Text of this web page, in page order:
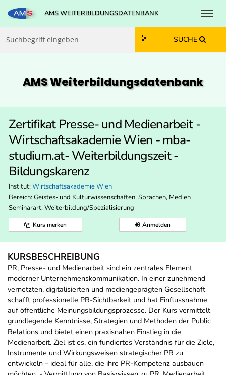
Zum Inhalt springen
Zum Navmenü springen
Zur Suche springen
Zur Footer springen
AMS WEITERBILDUNGSDATENBANK
SUCHE
AMS Weiterbildungs­datenbank
Zertifikat Presse- und Medienarbeit -
Wirtschaftsakademie Wien - mba-
studium.at- Weiterbildungszeit -
Bildungskarenz
Institut: Wirtschaftsakademie Wien
Bereich: Geistes- und Kulturwissenschaften, Sprachen, Medien
Seminarart: Weiterbildung/Spezialisierung
Kurs merken Anmelden
KURSBESCHREIBUNG
PR, Presse- und Medienarbeit sind ein zentrales Element
moderner Unternehmenskommunikation. In einer zunehmend
vernetzten, digitalisierten und mediengeprägten Gesellschaft
schafft professionelle PR-Sichtbarkeit und hat Einflussnahme
auf öffentliche Meinungsbildungsprozesse. Der Kurs vermittelt
grundlegende Kenntnisse, Strategien und Methoden der Public
Relations und bietet einen praxisnahen Einstieg in die
Medienarbeit. Ziel ist es, ein fundiertes Verständnis für die Ziele,
Instrumente und Wirkungsweisen strategischer PR zu
entwickeln – ideal für alle, die ihre PR-Kompetenz ausbauen